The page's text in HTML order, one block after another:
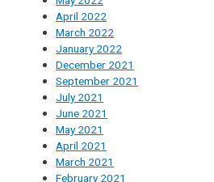
April 2022
March 2022
January 2022
December 2021
September 2021
July 2021
June 2021
May 2021
April 2021
March 2021